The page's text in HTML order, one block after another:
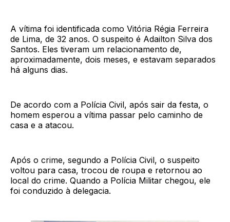
A vítima foi identificada como Vitória Régia Ferreira
de Lima, de 32 anos. O suspeito é Adailton Silva dos
Santos. Eles tiveram um relacionamento de,
aproximadamente, dois meses, e estavam separados
há alguns dias.
De acordo com a Polícia Civil, após sair da festa, o
homem esperou a vítima passar pelo caminho de
casa e a atacou.
Após o crime, segundo a Polícia Civil, o suspeito
voltou para casa, trocou de roupa e retornou ao
local do crime. Quando a Polícia Militar chegou, ele
foi conduzido à delegacia.